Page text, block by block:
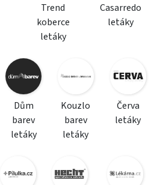
Trend
koberce
letáky
Casarredo
letáky
Dům
barev
letáky
Kouzlo
barev
letáky
Červa
letáky